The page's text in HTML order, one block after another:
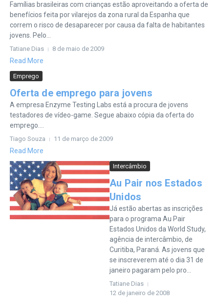
Famílias brasileiras com crianças estão aproveitando a oferta de
benefícios feita por vilarejos da zona rural da Espanha que
correm o risco de desaparecer por causa da falta de habitantes
jovens. Pelo...
Tatiane Dias 8 de maio de 2009
Read More
Emprego
Oferta de emprego para jovens
A empresa Enzyme Testing Labs está a procura de jovens
testadores de vídeo-game. Segue abaixo cópia da oferta do
emprego....
Tiago Souza 11 de março de 2009
Read More
Intercâmbio
Au Pair nos Estados
Unidos
Já estão abertas as inscrições
para o programa Au Pair
Estados Unidos da World Study,
agência de intercâmbio, de
Curitiba, Paraná. As jovens que
se inscreverem até o dia 31 de
janeiro pagaram pelo pro...
Tatiane Dias
12 de janeiro de 2008